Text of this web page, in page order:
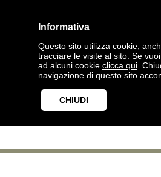
Informativa
Questo sito utilizza cookie,
tracciare le visite al sito. Se
ad alcuni cookie clicca qui .
navigazione di questo sito
CHIUDI